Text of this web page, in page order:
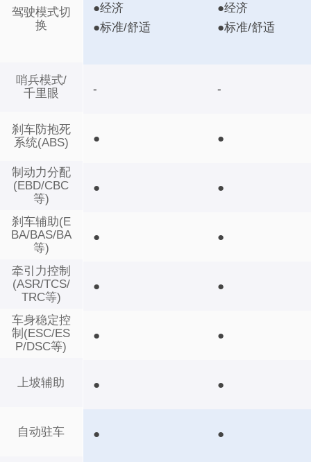
驾驶模式切
换
哨兵模式/
千里眼
刹车防抱死
系统(ABS)
制动力分配
(EBD/CBC
等)
刹车辅助(E
BA/BAS/BA
等)
牵引力控制
(ASR/TCS/
TRC等)
车身稳定控
制(ESC/ES
P/DSC等)
上坡辅助
自动驻车
●经济
●标准/舒适
●经济
●标准/舒适
- -
● ●
● ●
● ●
● ●
● ●
● ●
● ●